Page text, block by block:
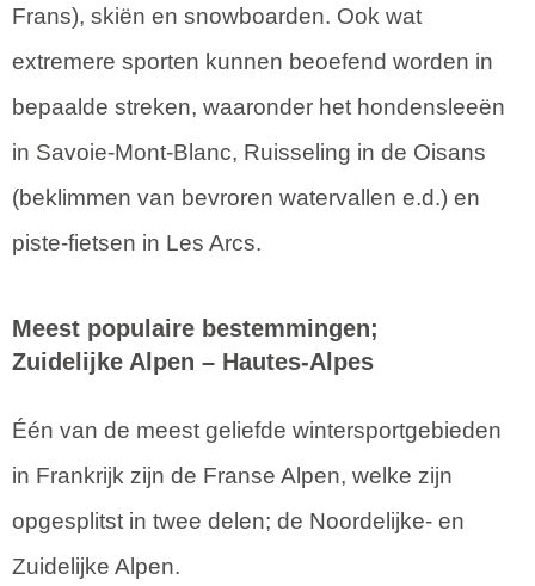
Frans), skiën en snowboarden. Ook wat
extremere sporten kunnen beoefend worden in
bepaalde streken, waaronder het hondensleeën
in Savoie-Mont-Blanc, Ruisseling in de Oisans
(beklimmen van bevroren watervallen e.d.) en
piste-fietsen in Les Arcs.
Meest populaire bestemmingen;
Zuidelijke Alpen – Hautes-Alpes
Één van de meest geliefde wintersportgebieden
in Frankrijk zijn de Franse Alpen, welke zijn
opgesplitst in twee delen; de Noordelijke- en
Zuidelijke Alpen.